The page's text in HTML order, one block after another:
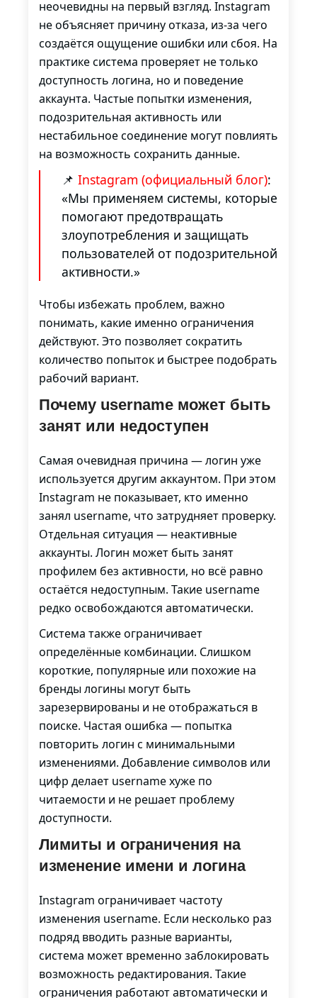
неочевидны на первый взгляд. Instagram
не объясняет причину отказа, из-за чего
создаётся ощущение ошибки или сбоя. На
практике система проверяет не только
доступность логина, но и поведение
аккаунта. Частые попытки изменения,
подозрительная активность или
нестабильное соединение могут повлиять
на возможность сохранить данные.
📌 Instagram (официальный блог):
«Мы применяем системы, которые
помогают предотвращать
злоупотребления и защищать
пользователей от подозрительной
активности.»
Чтобы избежать проблем, важно
понимать, какие именно ограничения
действуют. Это позволяет сократить
количество попыток и быстрее подобрать
рабочий вариант.
Почему username может быть
занят или недоступен
Самая очевидная причина — логин уже
используется другим аккаунтом. При этом
Instagram не показывает, кто именно
занял username, что затрудняет проверку.
Отдельная ситуация — неактивные
аккаунты. Логин может быть занят
профилем без активности, но всё равно
остаётся недоступным. Такие username
редко освобождаются автоматически.
Система также ограничивает
определённые комбинации. Слишком
короткие, популярные или похожие на
бренды логины могут быть
зарезервированы и не отображаться в
поиске. Частая ошибка — попытка
повторить логин с минимальными
изменениями. Добавление символов или
цифр делает username хуже по
читаемости и не решает проблему
доступности.
Лимиты и ограничения на
изменение имени и логина
Instagram ограничивает частоту
изменения username. Если несколько раз
подряд вводить разные варианты,
система может временно заблокировать
возможность редактирования. Такие
ограничения работают автоматически и